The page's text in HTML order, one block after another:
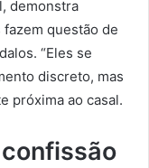
demonstra
questão de
“Eles se
discreto, mas
próxima ao casal.